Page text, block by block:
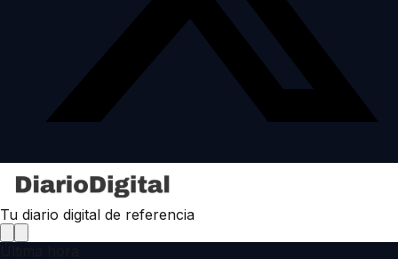
Tu diario digital de referencia